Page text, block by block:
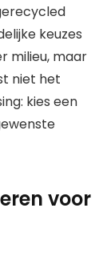
keuzes
milieu, maar
niet het
kies een
voor